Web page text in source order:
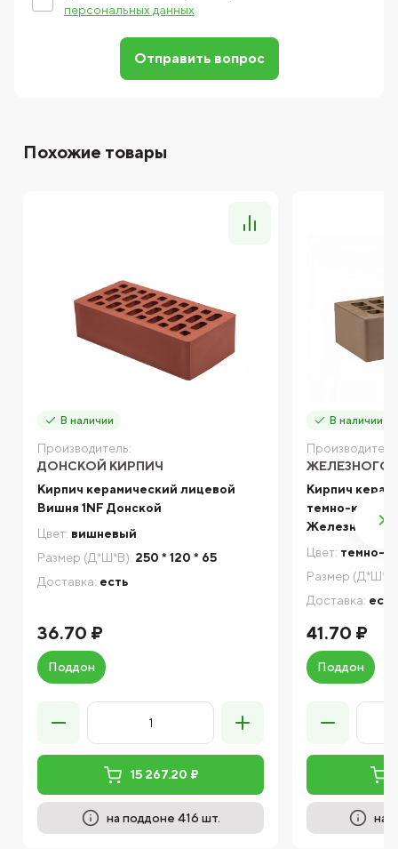
персональных данных
Отправить вопрос
Похожие товары
В наличии
Производитель:
ДОНСКОЙ КИРПИЧ
Кирпич керамический лицевой
Вишня 1NF Донской
Цвет: вишневый
Размер (Д*Ш*В): 250 * 120 * 65
Доставка: есть
36.70 ₽
Поддон
15 267.20 ₽
на поддоне 416 шт.
В наличии
Кирпич
темно-
Цвет: темно-
Размер
Доставка: есть
41.70 ₽
Поддон
на